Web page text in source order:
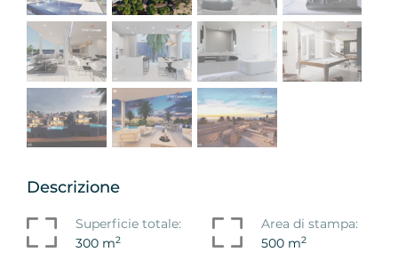
Descrizione
Superficie totale:
300 m2
Area di stampa:
500 m2